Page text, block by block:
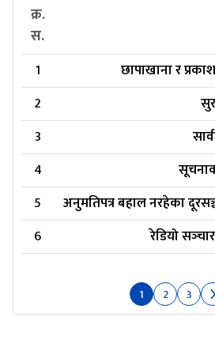
क्र.
स.
1
छापाखाना र
2
3
4
5
अनुमतिपत्र बहाल नरहेका
6
रेडियो
1 2 3